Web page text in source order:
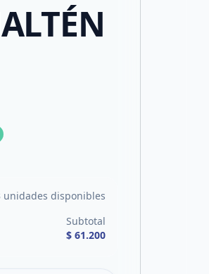
unidades disponibles
Subtotal
$ 61.200